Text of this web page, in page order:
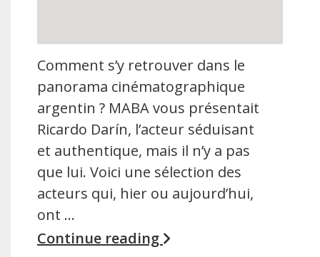
Comment s’y retrouver dans le
panorama cinématographique
argentin ? MABA vous présentait
Ricardo Darín, l’acteur séduisant
et authentique, mais il n’y a pas
que lui. Voici une sélection des
acteurs qui, hier ou aujourd’hui,
ont …
Continue reading